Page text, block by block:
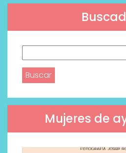
Mujeres de